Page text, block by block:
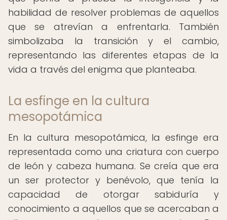
habilidad de resolver problemas de aquellos
que se atrevían a enfrentarla. También
simbolizaba la transición y el cambio,
representando las diferentes etapas de la
vida a través del enigma que planteaba.
La esfinge en la cultura
mesopotámica
En la cultura mesopotámica, la esfinge era
representada como una criatura con cuerpo
de león y cabeza humana. Se creía que era
un ser protector y benévolo, que tenía la
capacidad de otorgar sabiduría y
conocimiento a aquellos que se acercaban a